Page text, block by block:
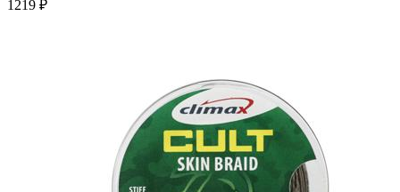
1219 ₽